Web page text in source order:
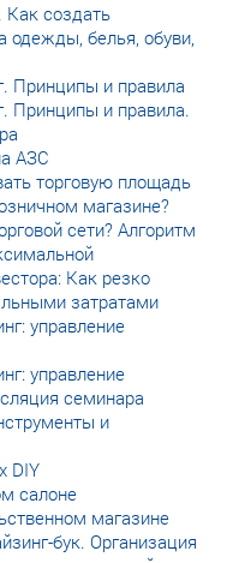
Как создать
одежды, белья, обуви,
Принципы и правила
Принципы и правила.
АЗС
торговую площадь
магазине?
сети? Алгоритм
Как резко
затратами
управление
управление
семинара
и
DIY
салоне
магазине
бук. Организация